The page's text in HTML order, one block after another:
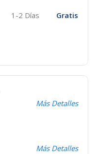
1-2 Días Gratis
Más Detalles
Más Detalles